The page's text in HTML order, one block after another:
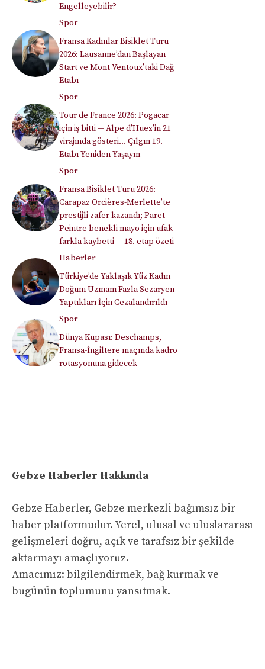
Engelleyebilir?
Spor
Fransa Kadınlar Bisiklet Turu
2026: Lausanne’dan Başlayan
Start ve Mont Ventoux’taki Dağ
Etabı
Spor
Tour de France 2026: Pogacar
için iş bitti — Alpe d’Huez’in 21
virajında gösteri… Çılgın 19.
Etabı Yeniden Yaşayın
Spor
Fransa Bisiklet Turu 2026:
Carapaz Orcières-Merlette’te
prestijli zafer kazandı; Paret-
Peintre benekli mayo için ufak
farkla kaybetti — 18. etap özeti
Haberler
Türkiye’de Yaklaşık Yüz Kadın
Doğum Uzmanı Fazla Sezaryen
Yaptıkları İçin Cezalandırıldı
Spor
Dünya Kupası: Deschamps,
Fransa-İngiltere maçında kadro
rotasyonuna gidecek
Gebze Haberler Hakkında
Gebze Haberler, Gebze merkezli bağımsız bir
haber platformudur. Yerel, ulusal ve uluslararası
gelişmeleri doğru, açık ve tarafsız bir şekilde
aktarmayı amaçlıyoruz.
Amacımız: bilgilendirmek, bağ kurmak ve
bugünün toplumunu yansıtmak.